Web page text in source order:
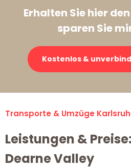
Erhalten Sie hier den
sparen Sie
Kostenlos &
Transporte & Umzüge
Leistungen &
Dearne Valley